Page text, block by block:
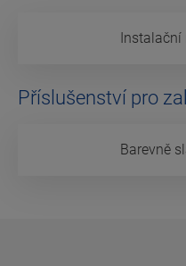
Příslušenství pro
Barevně